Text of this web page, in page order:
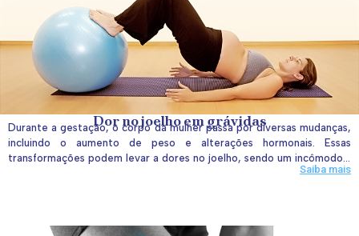
Dor no joelho em grávidas
Durante a gestação, o corpo da mulher passa por diversas mudanças,
incluindo o aumento de peso e alterações hormonais. Essas
transformações podem levar a dores no joelho, sendo um incômodo...
Saiba mais